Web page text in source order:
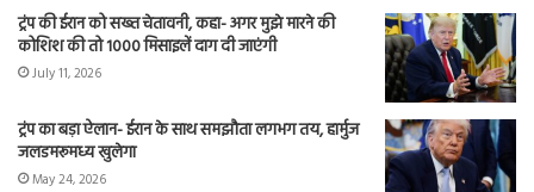
ट्रंप की ईरान को सख्त चेतावनी, कहा- अगर मुझे मारने की
कोशिश की तो 1000 मिसाइलें दाग दी जाएंगी
July 11, 2026
ट्रंप का बड़ा ऐलान- ईरान के साथ समझौता लगभग तय, हार्मुज
जलडमरूमध्य खुलेगा
May 24, 2026